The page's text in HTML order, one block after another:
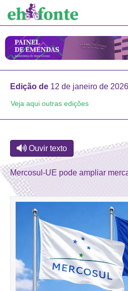
Edição de 12 de janeiro de 2026
Veja aqui outras edições
Ouvir texto
Mercosul-UE pode ampliar